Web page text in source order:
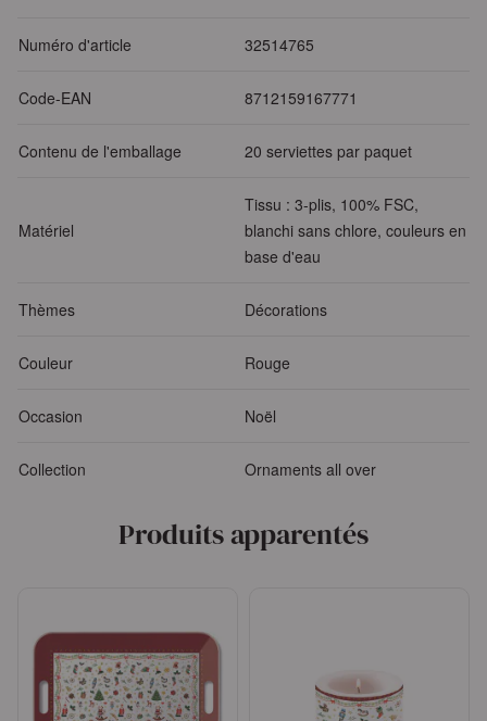
Numéro d'article 32514765
Code-EAN 8712159167771
Contenu de l'emballage 20 serviettes par paquet
Matériel
Tissu : 3-plis, 100% FSC,
blanchi sans chlore, couleurs en
base d'eau
Thèmes Décorations
Couleur Rouge
Occasion Noël
Collection Ornaments all over
Produits apparentés